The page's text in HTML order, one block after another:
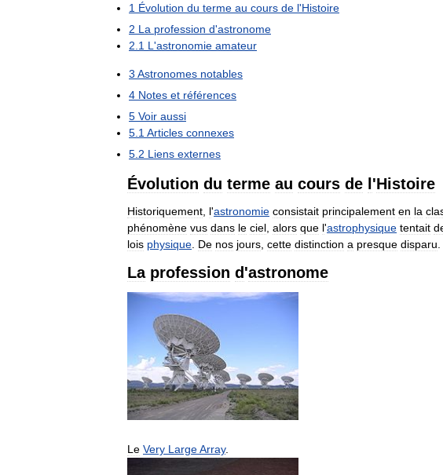
1 Évolution du terme au cours de l'Histoire
2 La profession d'astronome
2 1 L 'astronomie amateur
3 Astronomes notables
4 Notes et références
5 Voir aussi
5 1 Articles connexes
5 2 Liens externes
Évolution du terme au cours de 'Histoire
Historiquement l'astronomie consistait principalement en la
phénomène vus dans le ciel alors que l'astrophysique tentait
lois physique De nos jours cette distinction a presque disparu
La profession d'astronome
Le Very LargeArray.